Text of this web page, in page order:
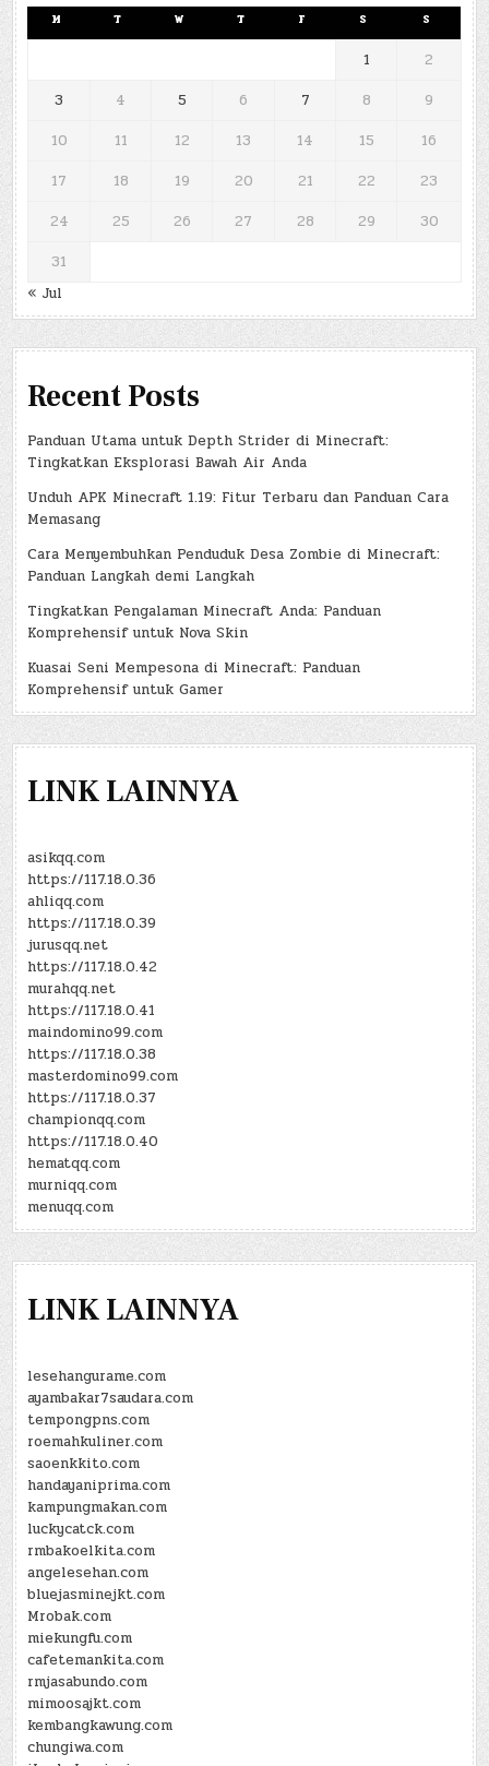
M T W T F S S
1
2
3
4 5 6 7 8
9
10
11 12 13 14 15
16
17
18 19 20 21 22
23
24
25 26 27 28 29
30
31
« Jul
Recent Posts
Panduan Utama untuk Depth Strider di Minecraft:
Tingkatkan Eksplorasi Bawah Air Anda
Unduh APK Minecraft 1.19: Fitur Terbaru dan Panduan Cara
Memasang
Cara Menyembuhkan Penduduk Desa Zombie di Minecraft:
Panduan Langkah demi Langkah
Tingkatkan Pengalaman Minecraft Anda: Panduan
Komprehensif untuk Nova Skin
Kuasai Seni Mempesona di Minecraft: Panduan
Komprehensif untuk Gamer
LINK LAINNYA
asikqq.com
https://117.18.0.36
ahliqq.com
https://117.18.0.39
jurusqq.net
https://117.18.0.42
murahqq.net
https://117.18.0.41
maindomino99.com
https://117.18.0.38
masterdomino99.com
https://117.18.0.37
championqq.com
https://117.18.0.40
hematqq.com
murniqq.com
menuqq.com
LINK LAINNYA
lesehangurame.com
ayambakar7saudara.com
tempongpns.com
roemahkuliner.com
saoenkkito.com
handayaniprima.com
kampungmakan.com
luckycatck.com
rmbakoelkita.com
angelesehan.com
bluejasminejkt.com
Mrobak.com
miekungfu.com
cafetemankita.com
rmjasabundo.com
mimoosajkt.com
kembangkawung.com
chungiwa.com